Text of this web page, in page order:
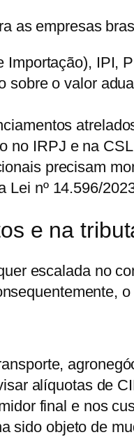
as empresas
Importação), IPI,
o valor
no IRPJ e na
precisam
nº 14.596/
e na
escalada no
alíquotas de
final e nos
sido objeto de